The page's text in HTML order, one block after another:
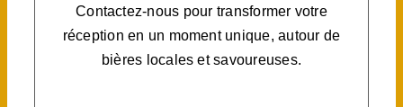
Contactez-nous pour transformer votre
réception en un moment unique, autour de
bières locales et savoureuses.